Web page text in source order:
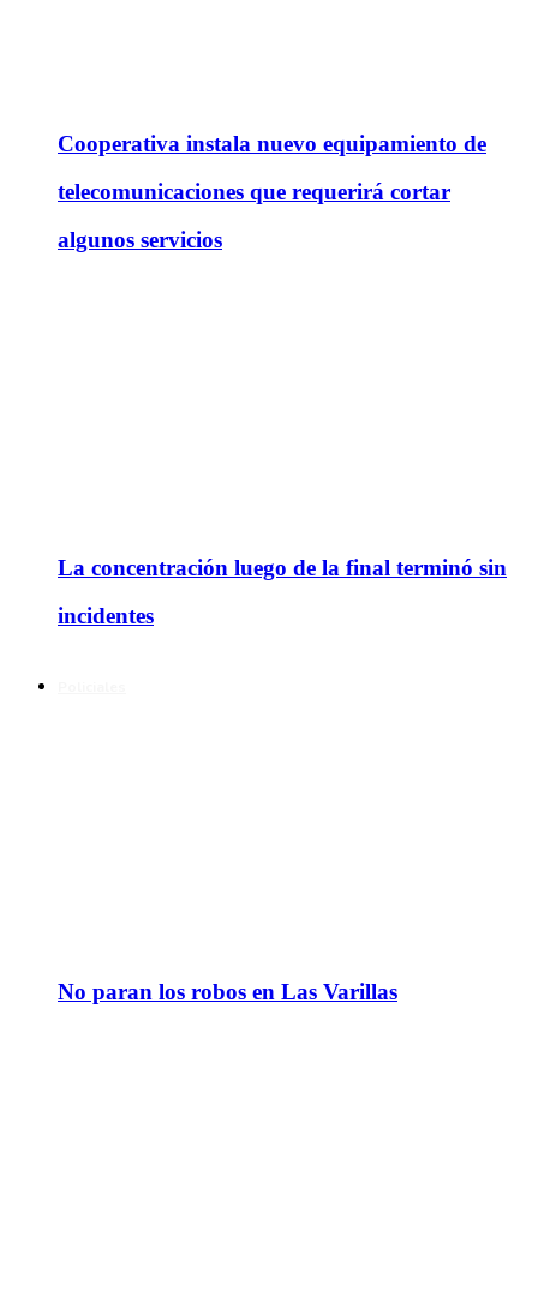
Cooperativa instala nuevo equipamiento de
telecomunicaciones que requerirá cortar
algunos servicios
La concentración luego de la final terminó sin
incidentes
No paran los robos en Las Varillas